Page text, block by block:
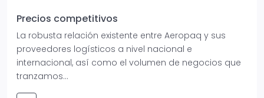
Precios competitivos
La robusta relación existente entre Aeropaq y sus
proveedores logísticos a nivel nacional e
internacional, así como el volumen de negocios que
tranzamos...